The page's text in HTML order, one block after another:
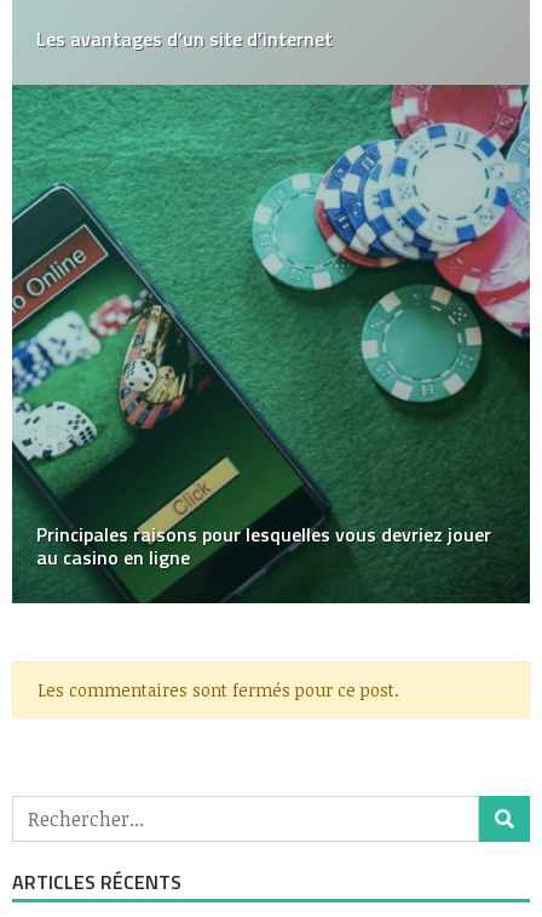
Les avantages d’un site d’internet
Principales raisons pour lesquelles vous devriez jouer
au casino en ligne
Les commentaires sont fermés pour ce post.
ARTICLES RÉCENTS